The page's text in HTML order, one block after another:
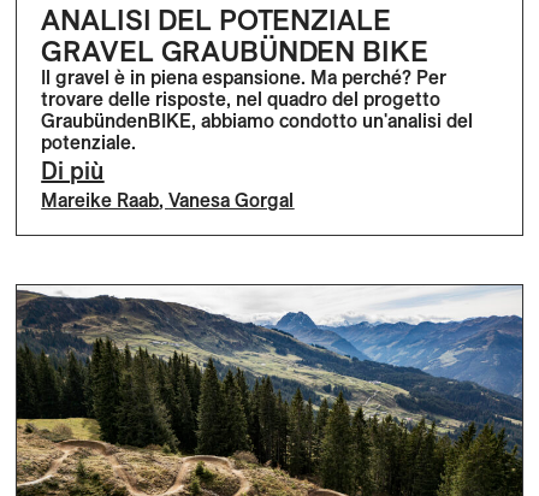
ANALISI DEL POTENZIALE
GRAVEL GRAUBÜNDEN BIKE
Il gravel è in piena espansione. Ma perché? Per
trovare delle risposte, nel quadro del progetto
GraubündenBIKE, abbiamo condotto un'analisi del
potenziale.
Di più
Mareike Raab,Vanesa Gorgal